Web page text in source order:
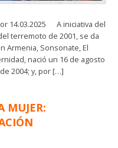
14.03.2025 A iniciativa del
terremoto de 2001, se da
Armenia, Sonsonate, El
nació un 16 de agosto
2004; y, por […]
MUJER: